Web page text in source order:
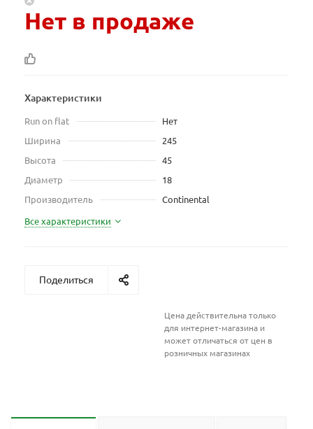
Нет в продаже
Характеристики
Run on flat
Нет
Ширина
245
Высота
45
Диаметр
18
Производитель
Continental
Все характеристики
Поделиться
Цена действительна только
для интернет-магазина и
может отличаться от цен в
розничных магазинах